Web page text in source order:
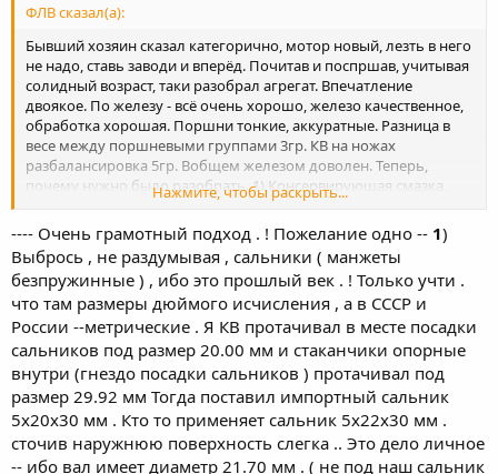
ФЛВ сказал(а):
Бывший хозяин сказал категорично, мотор новый, лезть в него
не надо, ставь заводи и вперёд. Почитав и поспршав, учитывая
солидный возраст, таки разобрал агрегат. Впечатление
двоякое. По железу - всё очень хорошо, железо качественное,
обработка хорошая. Поршни тонкие, аккуратные. Разница в
весе между поршневыми группами 3гр. КВ на ножах
разбалансировка 5гр. Вобщем железом доволен. Теперь,
почему нужно было разобрать. 1) Консервирующая смазка,
положена "где густо, а где пусто", засохла местами или гуще
пластилина, пришлось повозиться. 2) В этой смазке и не только
в ней, много металлической стружки и окалины.!!! 3) все, чего
коснулось фрезерование, в заусеницах, причём многие
частички отваливаются от прикосновения.!!! 4) Много ступенек
несовпадения между половинками картера. Еслиб завёл и
поехал ресурс сильно меньше стал, да и при такой сборке
хорошей работы и мощности не видать.
Нажмите, чтобы раскрыть...
---- Очень грамотный подход . ! Пожелание одно -- 1)
Выбрось , не раздумывая , сальники ( манжеты
безпружинные ) , ибо это прошлый век . ! Только учти .
что там размеры дюймого исчисления , а в СССР и
России --метрические . Я КВ протачивал в месте посадки
сальников под размер 20.00 мм и стаканчики опорные
внутри (гнездо посадки сальников ) протачивал под
размер 29.92 мм Тогда поставил импортный сальник
5х20х30 мм . Кто то применяет сальник 5х22х30 мм .
сточив наружнюю поверхность слегка .. Это дело личное
-- ибо вал имеет диаметр 21.70 мм . ( не под наш сальник